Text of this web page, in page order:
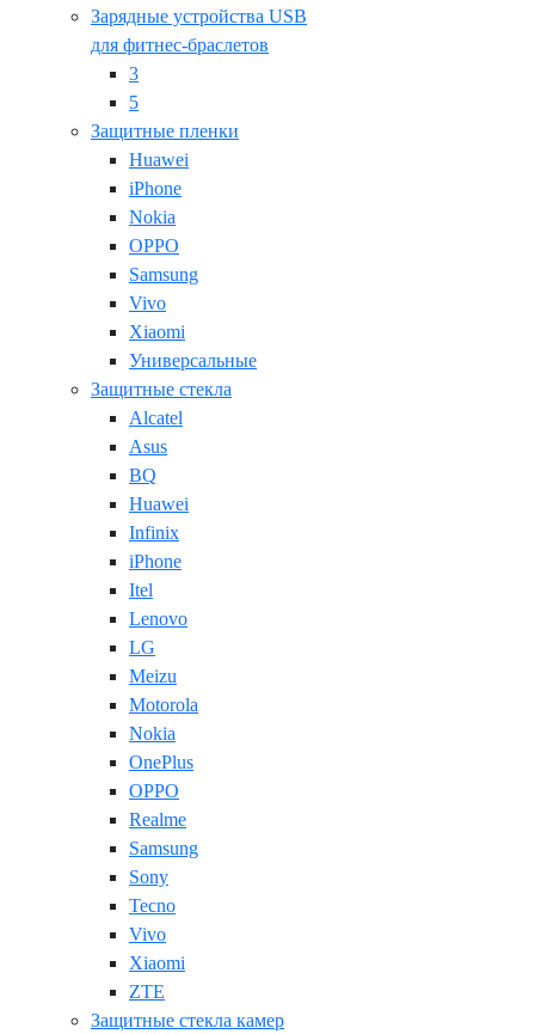
Зарядные устройства USB
для фитнес-браслетов
3
5
Защитные пленки
Huawei
iPhone
Nokia
OPPO
Samsung
Vivo
Xiaomi
Универсальные
Защитные стекла
Alcatel
Asus
BQ
Huawei
Infinix
iPhone
Itel
Lenovo
LG
Meizu
Motorola
Nokia
OnePlus
OPPO
Realme
Samsung
Sony
Tecno
Vivo
Xiaomi
ZTE
Защитные стекла камер